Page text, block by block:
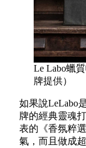
Le Labo蠟
牌提供）
如果說LeLabo
牌的經典靈魂
表的《香氛粹
氣，而且做成